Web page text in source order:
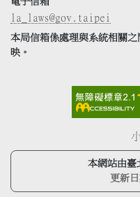
la_laws@gov.taipei
本局信箱係處理與系統相關
映。
本網站由臺
更新日